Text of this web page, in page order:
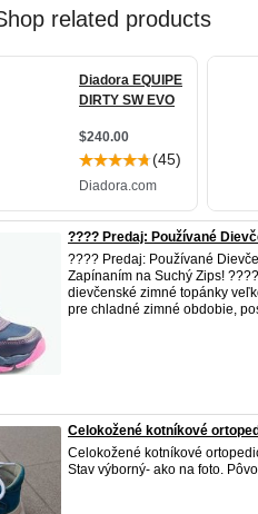
???? Predaj: Používané
???? Predaj: Používané
Zapínaním na Suchý Zips!
dievčenské zimné topánky
pre chladné zimné obdobie,
Celokožené kotníkové
Celokožené kotníkové
Stav výborný- ako na foto.